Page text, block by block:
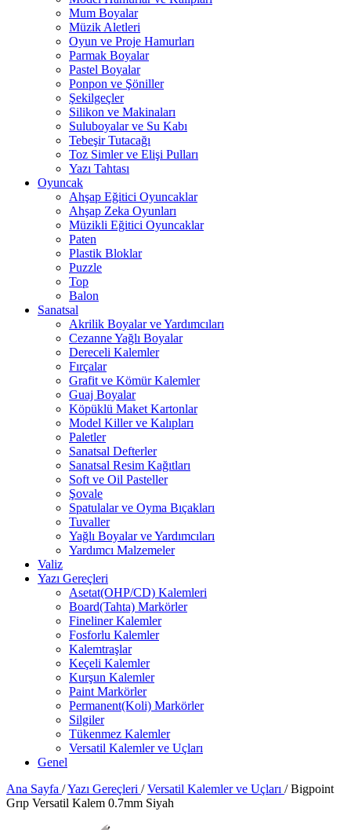
Mum Boyalar
Müzik Aletleri
Oyun ve Proje Hamurları
Parmak Boyalar
Pastel Boyalar
Ponpon ve Şöniller
Şekilgeçler
Silikon ve Makinaları
Suluboyalar ve Su Kabı
Tebeşir Tutacağı
Toz Simler ve Elişi Pulları
Yazı Tahtası
Oyuncak
Ahşap Eğitici Oyuncaklar
Ahşap Zeka Oyunları
Müzikli Eğitici Oyuncaklar
Paten
Plastik Bloklar
Puzzle
Top
Balon
Sanatsal
Akrilik Boyalar ve Yardımcıları
Cezanne Yağlı Boyalar
Dereceli Kalemler
Fırçalar
Grafit ve Kömür Kalemler
Guaj Boyalar
Köpüklü Maket Kartonlar
Model Killer ve Kalıpları
Paletler
Sanatsal Defterler
Sanatsal Resim Kağıtları
Soft ve Oil Pasteller
Şovale
Spatulalar ve Oyma Bıçakları
Tuvaller
Yağlı Boyalar ve Yardımcıları
Yardımcı Malzemeler
Valiz
Yazı Gereçleri
Asetat(OHP/CD) Kalemleri
Board(Tahta) Markörler
Fineliner Kalemler
Fosforlu Kalemler
Kalemtraşlar
Keçeli Kalemler
Kurşun Kalemler
Paint Markörler
Permanent(Koli) Markörler
Silgiler
Tükenmez Kalemler
Versatil Kalemler ve Uçları
Genel
Ana Sayfa /Yazı Gereçleri / Versatil Kalemler ve Uçları / Bigpoint
Grıp Versatil Kalem 0.7mm Siyah